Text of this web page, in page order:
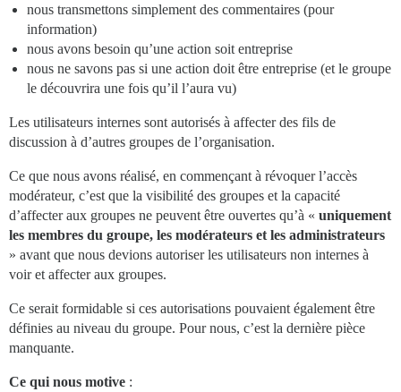
nous transmettons simplement des commentaires (pour
information)
nous avons besoin qu’une action soit entreprise
nous ne savons pas si une action doit être entreprise (et le groupe
le découvrira une fois qu’il l’aura vu)
Les utilisateurs internes sont autorisés à affecter des fils de
discussion à d’autres groupes de l’organisation.
Ce que nous avons réalisé, en commençant à révoquer l’accès
modérateur, c’est que la visibilité des groupes et la capacité
d’affecter aux groupes ne peuvent être ouvertes qu’à « uniquement
les membres du groupe, les modérateurs et les administrateurs
» avant que nous devions autoriser les utilisateurs non internes à
voir et affecter aux groupes.
Ce serait formidable si ces autorisations pouvaient également être
définies au niveau du groupe. Pour nous, c’est la dernière pièce
manquante.
Ce qui nous motive :